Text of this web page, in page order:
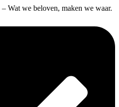
– Wat we beloven, maken we waar.